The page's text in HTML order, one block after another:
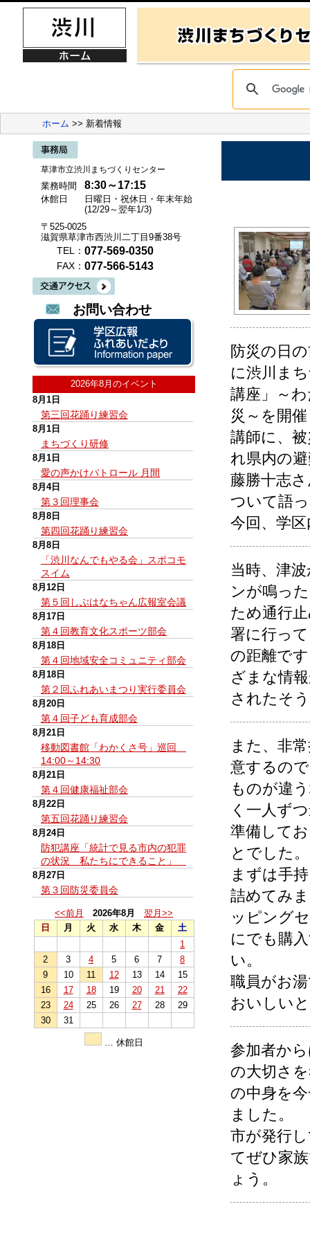
ホーム >> 新着情報
草津市立渋川まちづくりセンター
業務時間 8:30～17:15
休館日
日曜日・祝休日・年末年始
(12/29～翌年1/3)
〒525-0025
滋賀県草津市西渋川二丁目9番38号
TEL： 077-569-0350
FAX： 077-566-5143
お問い合わせ
2026年8月のイベント
8月1日
第三回花踊り練習会
8月1日
まちづくり研修
8月1日
愛の声かけパトロール 月間
8月4日
第３回理事会
8月8日
第四回花踊り練習会
8月8日
「渋川なんでもやる会」スポコモ
スイム
8月12日
第５回しぶはなちゃん広報室会議
8月17日
第４回教育文化スポーツ部会
8月18日
第４回地域安全コミュニティ部会
8月18日
第２回ふれあいまつり実行委員会
8月20日
第４回子ども育成部会
8月21日
移動図書館「わかくさ号」巡回
14:00～14:30
8月21日
第４回健康福祉部会
8月22日
第五回花踊り練習会
8月24日
防犯講座「統計で見る市内の犯罪
の状況 私たちにできること」
8月27日
第３回防災委員会
<<前月 2026年8月
翌月>>
日
月 火 水 木 金
土
1
2
3 4 5 6 7
8
9
10 11 12 13 14
15
16
17 18 19 20 21
22
23
24 25 26 27 28
29
30
31
… 休館日
防災の日
に渋川ま
講座」～
災～を開
講師に、
れ県内の
藤勝十志
ついて語
今回、学
当時、津
ンが鳴っ
ため通行
署に行っ
の距離で
ざまな情
されたそ
また、非
意するの
ものが違
く一人ず
準備して
とでした。
まずは手
詰めてみ
ッピング
にでも購
い。
職員がお
おいしい
参加者か
の大切さ
の中身を
ました。
市が発行
てぜひ家
ょう。